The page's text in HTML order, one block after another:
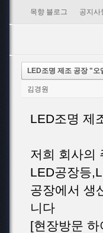
목향 블로그 공지사
LED조명 제조 공장 "오
김경원
LED조명 제
저희 회사의
LED공장등
공장에서 생
니다
[현장방문